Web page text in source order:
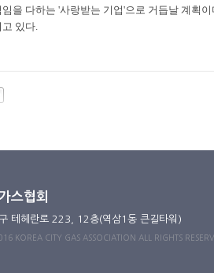
임을 다하는 '사랑받는 기업'으로 거듭날 계획이
고 있다.
스협회
테헤란로 223, 12층(역삼1동 큰길타워)
KOREA CITY GAS ASSOCIATION ALL RIGHTS